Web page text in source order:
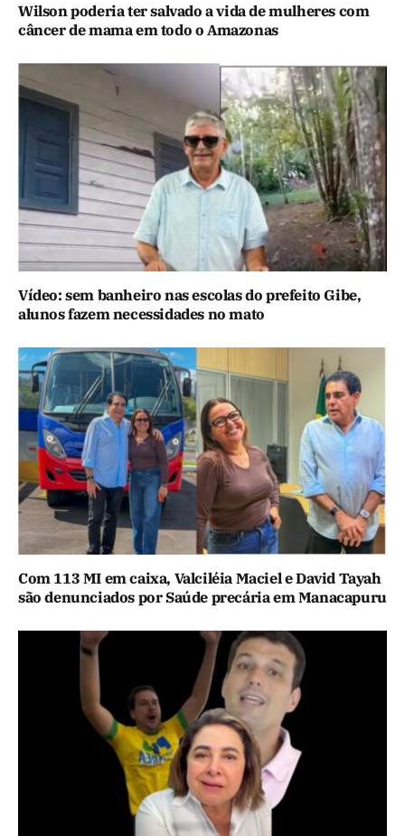
Wilson poderia ter salvado a vida de mulheres com
câncer de mama em todo o Amazonas
Vídeo: sem banheiro nas escolas do prefeito Gibe,
alunos fazem necessidades no mato
Com 113 MI em caixa, Valciléia Maciel e David Tayah
são denunciados por Saúde precária em Manacapuru